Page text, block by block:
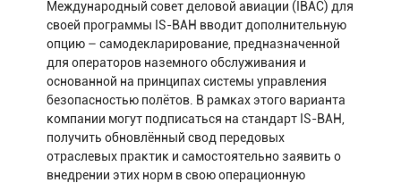
Международный совет деловой авиации (IBAC) для
своей программы IS-BAH вводит дополнительную
опцию – самодекларирование, предназначенной
для операторов наземного обслуживания и
основанной на принципах системы управления
безопасностью полётов. В рамках этого варианта
компании могут подписаться на стандарт IS-BAH,
получить обновлённый свод передовых
отраслевых практик и самостоятельно заявить о
внедрении этих норм в свою операционную